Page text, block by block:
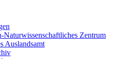
Naturwissenschaftliches Zentrum
Auslandsamt